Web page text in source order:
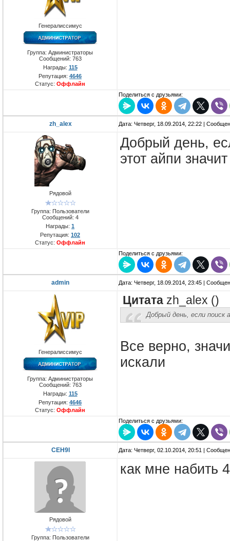
Генералиссимус
Группа: Администраторы
Сообщений: 763
Награды: 115
Репутация: 4646
Статус: Оффлайн
Поделиться с друзьями:
zh_alex Дата: Четверг, 18.09.2014, 22:22 |
Рядовой
Группа: Пользователи
Сообщений: 4
Награды: 1
Репутация: 102
Статус: Оффлайн
Добрый день,
этот айпи
Поделиться с друзьями:
admin Дата: Четверг, 18.09.2014, 23:45 |
Генералиссимус
Группа: Администраторы
Сообщений: 763
Награды: 115
Репутация: 4646
Статус: Оффлайн
Цитата zh_alex ()
Добрый день, если
Все верно,
искали
Поделиться с друзьями:
CEH9I Дата: Четверг, 02.10.2014, 20:51 |
Рядовой
Группа: Пользователи
как мне набить